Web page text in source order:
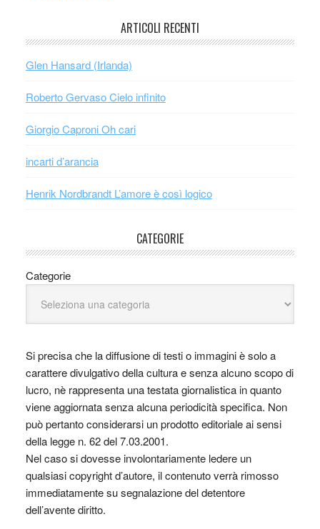
ARTICOLI RECENTI
Glen Hansard (Irlanda)
Roberto Gervaso Cielo infinito
Giorgio Caproni Oh cari
incarti d’arancia
Henrik Nordbrandt L’amore è così logico
CATEGORIE
Categorie
Si precisa che la diffusione di testi o immagini è solo a
carattere divulgativo della cultura e senza alcuno scopo di
lucro, nè rappresenta una testata giornalistica in quanto
viene aggiornata senza alcuna periodicità specifica. Non
può pertanto considerarsi un prodotto editoriale ai sensi
della legge n. 62 del 7.03.2001.
Nel caso si dovesse involontariamente ledere un
qualsiasi copyright d’autore, il contenuto verrà rimosso
immediatamente su segnalazione del detentore
dell’avente diritto.